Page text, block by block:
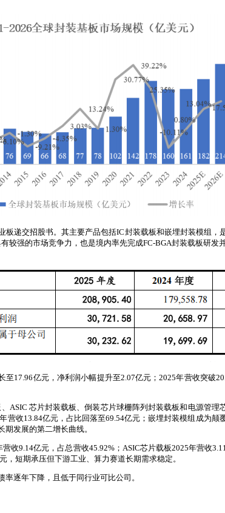
递交招股书。其主要产品包括IC封装载板和嵌埋封装模组，
强的市场竞争力，也是境内率先完成FC-BGA封装载板研发
17.96亿元，净利润小幅提升至2.07亿元；2025年营收突破
芯片封装载板、倒装芯片球栅阵列封装载板和电源管
收13.84亿元，占比回落至69.54亿元；嵌埋封装模组成为颠
发展的第二增长曲线。
收9.14亿元，占总营收45.92%；ASIC芯片载板2025年营收
短期承压但下游工业、算力赛道长期需求稳定。
逐年下降，且低于同行业可比公司。